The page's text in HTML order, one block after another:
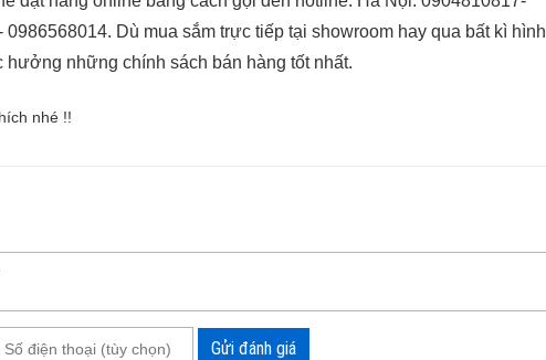
Dù mua sắm trực tiếp tại showroom hay qua bất kì hình
những chính sách bán hàng tốt nhất.
nhé !!
Gửi đánh giá